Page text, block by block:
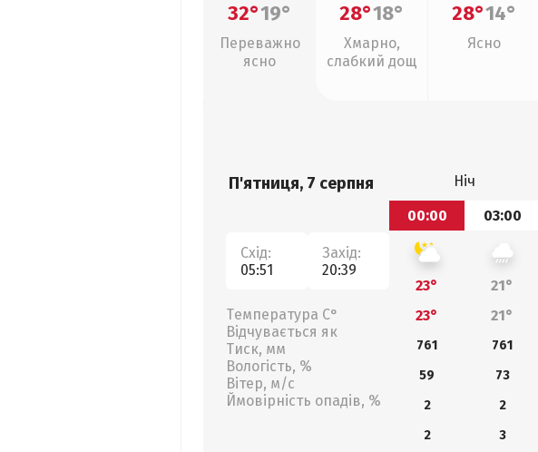
32°19°
Переважно
ясно
28°18°
Хмарно,
слабкий дощ
28°14°
Ясно
П'ятниця, 7 серпня
Схід:
05:51
Захід:
20:39
Температура С°
Відчувається як
Тиск, мм
Вологість, %
Вітер, м/с
Ймовірність опадів, %
Ніч
00:00
03:00
23° 21°
23°
21°
761 761
59
73
2
2
2
3